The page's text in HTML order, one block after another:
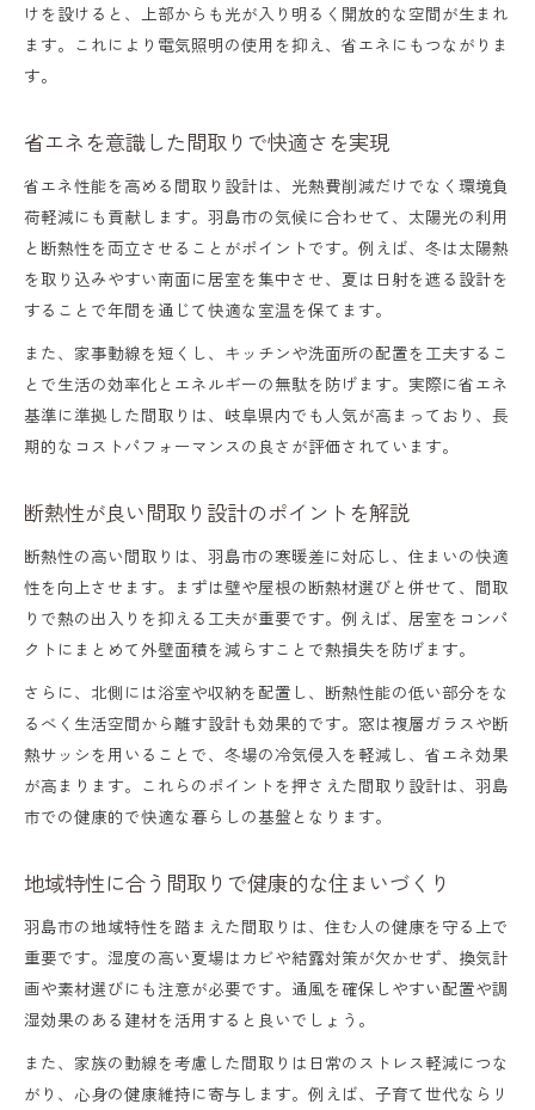
けを設けると、上部からも光が入り明るく開放的な空間が生まれ
ます。これにより電気照明の使用を抑え、省エネにもつながりま
す。
省エネを意識した間取りで快適さを実現
省エネ性能を高める間取り設計は、光熱費削減だけでなく環境負
荷軽減にも貢献します。羽島市の気候に合わせて、太陽光の利用
と断熱性を両立させることがポイントです。例えば、冬は太陽熱
を取り込みやすい南面に居室を集中させ、夏は日射を遮る設計を
することで年間を通じて快適な室温を保てます。
また、家事動線を短くし、キッチンや洗面所の配置を工夫するこ
とで生活の効率化とエネルギーの無駄を防げます。実際に省エネ
基準に準拠した間取りは、岐阜県内でも人気が高まっており、長
期的なコストパフォーマンスの良さが評価されています。
断熱性が良い間取り設計のポイントを解説
断熱性の高い間取りは、羽島市の寒暖差に対応し、住まいの快適
性を向上させます。まずは壁や屋根の断熱材選びと併せて、間取
りで熱の出入りを抑える工夫が重要です。例えば、居室をコンパ
クトにまとめて外壁面積を減らすことで熱損失を防げます。
さらに、北側には浴室や収納を配置し、断熱性能の低い部分をな
るべく生活空間から離す設計も効果的です。窓は複層ガラスや断
熱サッシを用いることで、冬場の冷気侵入を軽減し、省エネ効果
が高まります。これらのポイントを押さえた間取り設計は、羽島
市での健康的で快適な暮らしの基盤となります。
地域特性に合う間取りで健康的な住まいづくり
羽島市の地域特性を踏まえた間取りは、住む人の健康を守る上で
重要です。湿度の高い夏場はカビや結露対策が欠かせず、換気計
画や素材選びにも注意が必要です。通風を確保しやすい配置や調
湿効果のある建材を活用すると良いでしょう。
また、家族の動線を考慮した間取りは日常のストレス軽減につな
がり、心身の健康維持に寄与します。例えば、子育て世代ならリ